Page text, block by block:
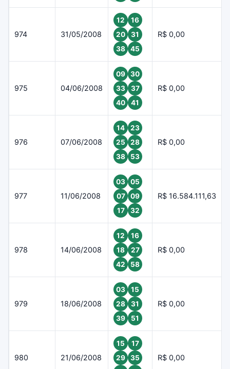
974 31/05/2008
12
16
20
31
38
45
R$ 0,00
975 04/06/2008
09
30
33
37
40
41
R$ 0,00
976 07/06/2008
14
23
25
28
38
53
R$ 0,00
977 11/06/2008
03
05
07
09
17
32
R$ 16.584.111,63
978 14/06/2008
12
16
18
27
42
58
R$ 0,00
979 18/06/2008
03
15
28
31
39
51
R$ 0,00
980 21/06/2008
15
17
29
35
R$ 0,00